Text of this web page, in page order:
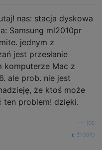
nas: stacja dyskowa
Samsung ml2010pr
jednym z
jest przesłanie
komputerze Mac z
ale prob. nie jest
że ktoś może
problem! dzięki.
jos
źródło